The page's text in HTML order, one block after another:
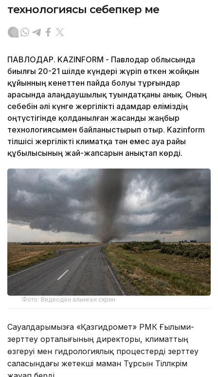
технологиясы себепкер ме
ПАВЛОДАР. KAZINFORM - Павлодар облысында
биылғы 20-21 шілде күндері жүріп өткен жойқын
құйынның кенеттен пайда болуы тұрғындар
арасында алаңдаушылық туындатқаны анық. Оның
себебін әлі күнге жергілікті адамдар еліміздің
оңтүстігінде қолданылған жасанды жаңбыр
технологиясымен байланыстырып отыр. Kazinform
тілшісі жергілікті климатқа тән емес ауа райы
құбылысының жай-жапсарын анықтап көрді.
Фото: Видеодан алынған скрин
Сауалдарымызға «Қазгидромет» РМК Ғылыми-
зерттеу орталығының директоры, климаттың
өзгеруі мен гидрологиялық процестерді зерттеу
саласындағы жетекші маман Тұрсын Тілләкәрім